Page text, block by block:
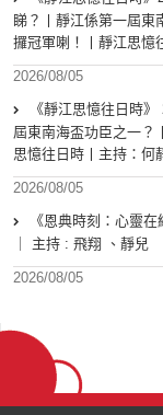
睇？丨靜江係第一屆東
攞冠軍喇！丨靜江思憶
2026/08/05
《靜江思憶往日時
屆東南海盃功臣之一？
思憶往日時丨主持：何
2026/08/05
《恩典時刻：心靈
｜ 主持 : 飛翔 、靜兒
2026/08/05